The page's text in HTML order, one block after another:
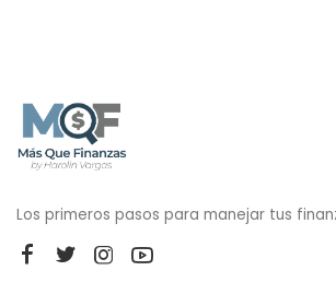
Los primeros pasos para manejar tus